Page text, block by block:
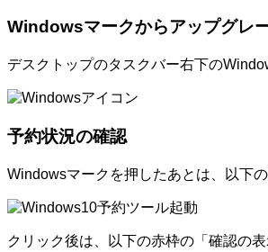
Windowsマークからアップグレ
デスクトップのタスクバー右下の
予約状況の確認
Windowsマークを押したあとは、以下
クリック後は、以下の赤枠の「確認の